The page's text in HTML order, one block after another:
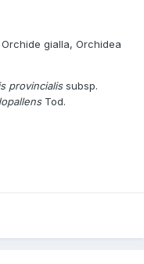
gialla, Orchidea
provincialissubsp.
Tod.